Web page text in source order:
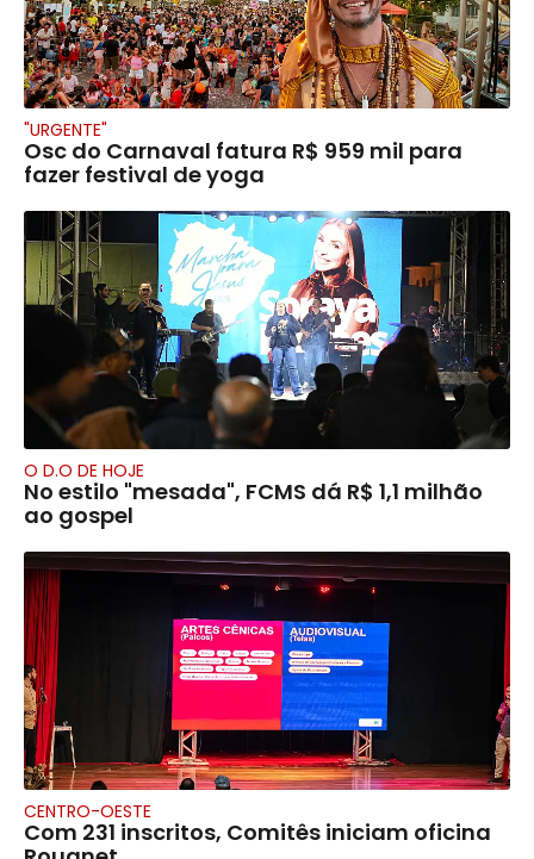
"URGENTE"
Osc do Carnaval fatura R$ 959 mil para
fazer festival de yoga
O D.O DE HOJE
No estilo "mesada", FCMS dá R$ 1,1 milhão
ao gospel
CENTRO-OESTE
Com 231 inscritos, Comitês iniciam oficina